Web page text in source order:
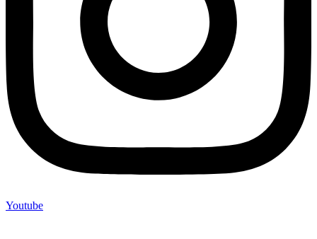
Youtube